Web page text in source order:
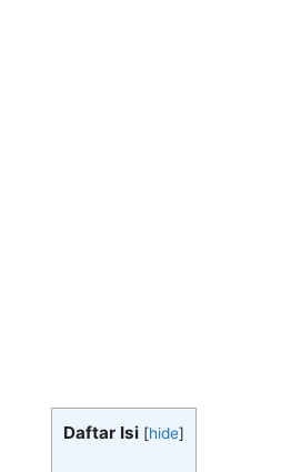
Daftar Isi [hide]